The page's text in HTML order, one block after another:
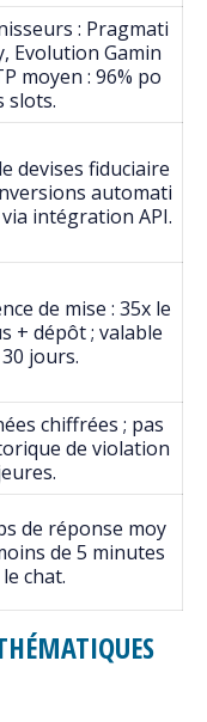
: Pragmati
Evolution Gamin
moyen : 96% po
slots.
devises fiduciaire
automati
intégration API.
de mise : 35x le
+ dépôt ; valable
jours.
chiffrées ; pas
de violation
de réponse moy
de 5 minutes
chat.